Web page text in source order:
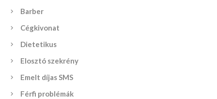
Barber
Cégkivonat
Dietetikus
Elosztó szekrény
Emelt díjas SMS
Férfi problémák